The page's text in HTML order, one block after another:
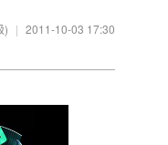
) | 2011-10-03 17:30